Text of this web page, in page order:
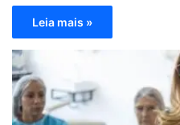
Leia mais »